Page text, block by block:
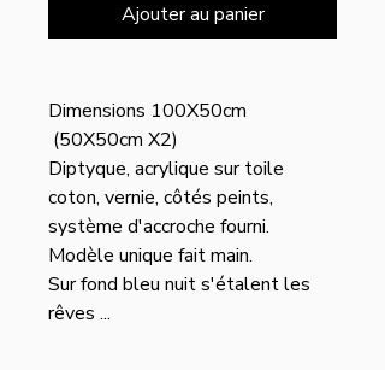
Ajouter au panier
Dimensions 100X50cm
(50X50cm X2)
Diptyque, acrylique sur toile
coton, vernie, côtés peints,
système d'accroche fourni.
Modèle unique fait main.
Sur fond bleu nuit s'étalent les
rêves ...